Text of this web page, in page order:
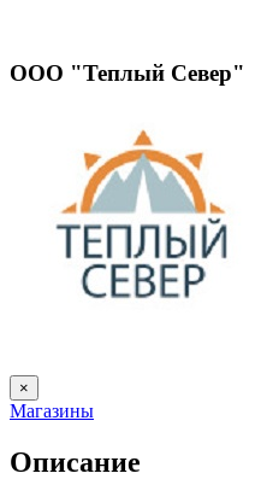
ООО "Теплый Север"
×
Магазины
Описание